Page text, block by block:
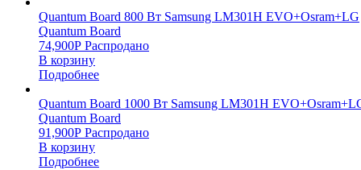
Quantum Board 800 Вт Samsung LM301H EVO+Osram+LG
Quantum Board
74,900Р Распродано
В корзину
Подробнее
Quantum Board 1000 Вт Samsung LM301H
Quantum Board
91,900Р Распродано
В корзину
Подробнее